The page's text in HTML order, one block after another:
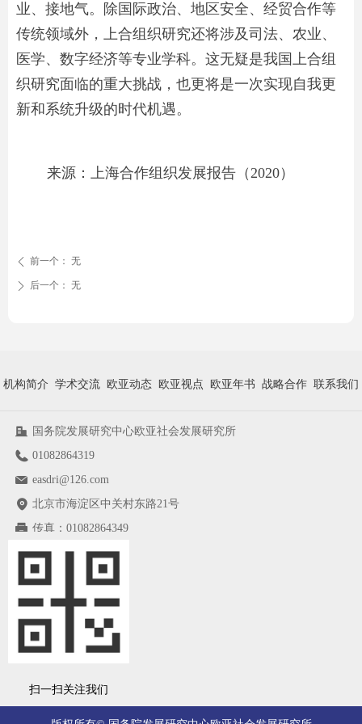
业、接地气。除国际政治、地区安全、经贸合作等
传统领域外，上合组织研究还将涉及司法、农业、
医学、数字经济等专业学科。这无疑是我国上合组
织研究面临的重大挑战，也更将是一次实现自我更
新和系统升级的时代机遇。
来源：上海合作组织发展报告（2020）
ꄴ 前一个： 无
ꄲ 后一个： 无
机构简介 学术交流 欧亚动态 欧亚视点 欧亚年书 战略合作 联系我们
国务院发展研究中心欧亚社会发展研究所
01082864319
easdri@126.com
北京市海淀区中关村东路21号
传真： 01082864349
扫一扫关注我们